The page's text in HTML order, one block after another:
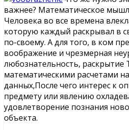
важнее? Математическое
Человека во все времена
которую каждый раскрывал в
по-своему. А для того, в ком
воображение и чрезмерная
любознательность, раскрытие
математическими расчетами
данных,После чего интерес к
предмету или явлению
удовлетворение познания
объекта.